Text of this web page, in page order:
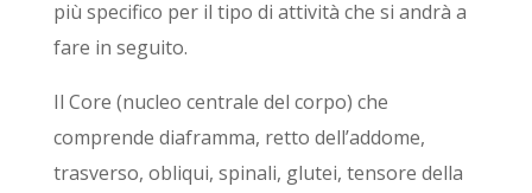
più specifico per il tipo di attività che si andrà a
fare in seguito.
Il Core (nucleo centrale del corpo) che
comprende diaframma, retto dell’addome,
trasverso, obliqui, spinali, glutei, tensore della